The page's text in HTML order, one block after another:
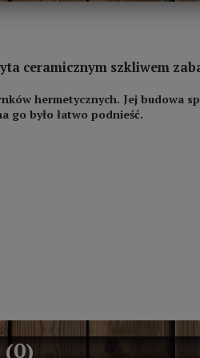
ceramicznym szkliwem
hermetycznych. Jej budowa
go było łatwo podnieść.
(0)